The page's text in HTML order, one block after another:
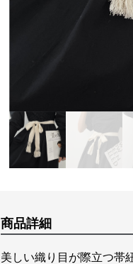
商品詳細
美しい織り目が際立つ帯